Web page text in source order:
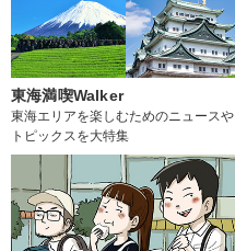
東海満喫Walker
東海エリアを楽しむためのニュースや
トピックスを大特集